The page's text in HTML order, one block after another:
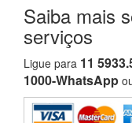
Saiba mais
serviços
Ligue para 11
1000-WhatsApp